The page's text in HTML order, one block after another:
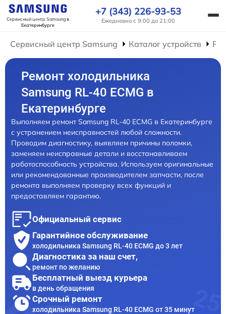
Сервисный центр Samsungв
Екатеринбурге
+7 (343) 226-93-53
Ежедневно с 9:00 до 21:00
Сервисный центр Samsung Каталог устройств
Ремонт холодильника
Samsung RL-40 ECMG в
Екатеринбурге
Выполняем ремонт Samsung RL-40 ECMG в Екатеринбурге
с устранением неисправностей любой сложности.
Проводим диагностику, выявляем причины поломки,
заменяем неисправные детали и восстанавливаем
работоспособность устройства. Используем оригинальные
или рекомендованные производителем запчасти, после
ремонта выполняем проверку всех функций и
предоставляем гарантию.
Официальный сервис
Гарантийное обслуживание
холодильника Samsung RL-40 ECMG до 3 лет
Диагностика за наш счет,
ремонт по желанию
Бесплатный выезд курьера
в день обращения
Срочный ремонт
холодильника Samsung RL-40 ECMG от 35 минут